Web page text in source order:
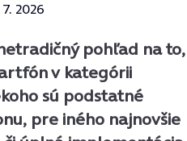
2026
pohľad na to,
v kategórii
sú podstatné
pre iného najnovšie